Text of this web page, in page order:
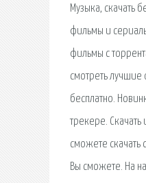
Музыка, скачать
фильмы и
фильмы с
смотреть
бесплатно.
трекере.
сможете скачать
Вы сможете. На